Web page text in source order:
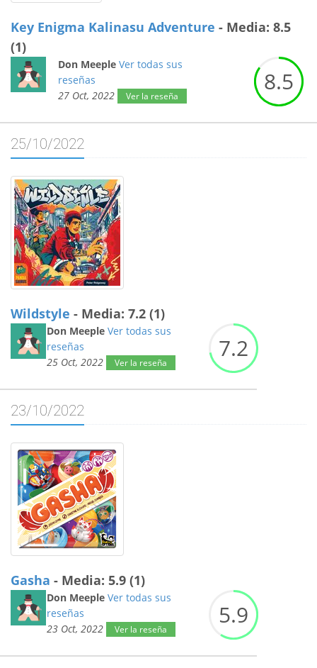
Key Enigma Kalinasu Adventure - Media: 8.5
(1)
Don Meeple Ver todas sus
reseñas
27 Oct, 2022
Ver la reseña
8.5
25/10/2022
Wildstyle - Media: 7.2 (1)
Don Meeple Ver todas sus
reseñas
25 Oct, 2022
Ver la reseña
7.2
23/10/2022
Gasha - Media: 5.9 (1)
Don Meeple Ver todas sus
reseñas
23 Oct, 2022
Ver la reseña
5.9